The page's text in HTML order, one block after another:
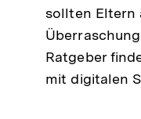
sollten Eltern
Ratgeber
mit digitalen